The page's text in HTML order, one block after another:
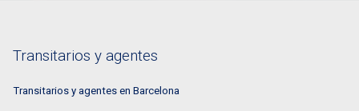
Transitarios y agentes
Transitarios y agentes en Barcelona